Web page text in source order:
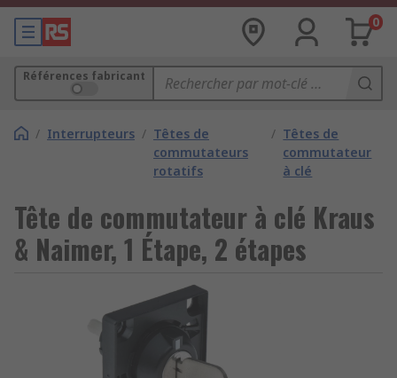
0
Références fabricant
/ Interrupteurs / Têtes de
commutateurs
rotatifs
/ Têtes de
commutateur
à clé
Tête de commutateur à clé Kraus
& Naimer, 1 Étape, 2 étapes